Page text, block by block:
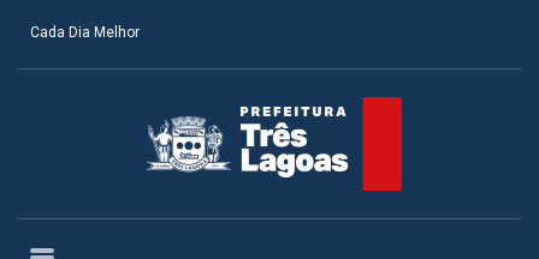
Cada Dia Melhor